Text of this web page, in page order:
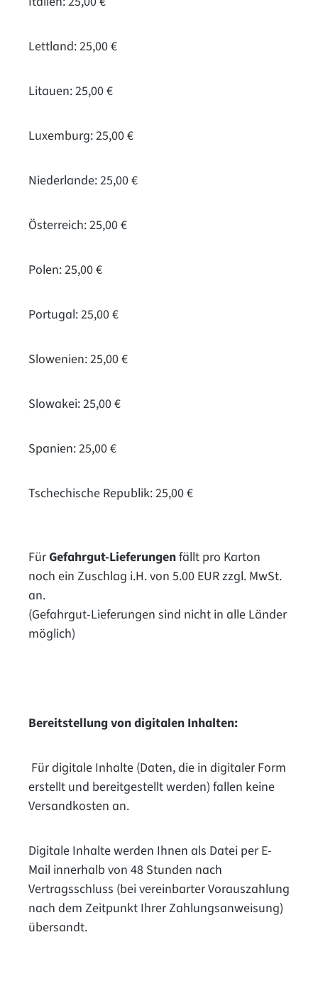
Lettland: 25,00 €
Litauen: 25,00 €
Luxemburg: 25,00 €
Niederlande: 25,00 €
Österreich: 25,00 €
Polen: 25,00 €
Portugal: 25,00 €
Slowenien: 25,00 €
Slowakei: 25,00 €
Spanien: 25,00 €
Tschechische Republik: 25,00 €
FürGefahrgut-Lieferungenfällt pro Karton
noch ein Zuschlag i.H. von 5.00 EUR zzgl. MwSt.
an.
(Gefahrgut-Lieferungen sind nicht in alle Länder
möglich)
Bereitstellung von digitalen Inhalten:
Für digitale Inhalte (Daten, die in digitaler Form
erstellt und bereitgestellt werden) fallen keine
Versandkosten an.
Digitale Inhalte werden Ihnen als Datei per E-
Mail innerhalb von 48 Stunden nach
Vertragsschluss (bei vereinbarter Vorauszahlung
nach dem Zeitpunkt Ihrer Zahlungsanweisung)
übersandt.